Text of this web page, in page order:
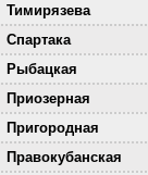
Тимирязева
Спартака
Рыбацкая
Приозерная
Пригородная
Правокубанская